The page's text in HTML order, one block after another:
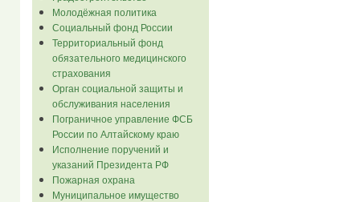
Молодёжная политика
Социальный фонд России
Территориальный фонд
обязательного медицинского
страхования
Орган социальной защиты и
обслуживания населения
Пограничное управление ФСБ
России по Алтайскому краю
Исполнение поручений и
указаний Президента РФ
Пожарная охрана
Муниципальное имущество